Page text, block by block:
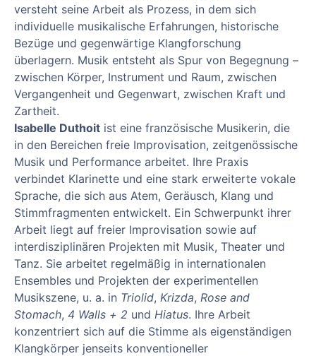
versteht seine Arbeit als Prozess, in dem sich
individuelle musikalische Erfahrungen, historische
Bezüge und gegenwärtige Klangforschung
überlagern. Musik entsteht als Spur von Begegnung –
zwischen Körper, Instrument und Raum, zwischen
Vergangenheit und Gegenwart, zwischen Kraft und
Zartheit.
Isabelle Duthoit ist eine französische Musikerin, die
in den Bereichen freie Improvisation, zeitgenössische
Musik und Performance arbeitet. Ihre Praxis
verbindet Klarinette und eine stark erweiterte vokale
Sprache, die sich aus Atem, Geräusch, Klang und
Stimmfragmenten entwickelt. Ein Schwerpunkt ihrer
Arbeit liegt auf freier Improvisation sowie auf
interdisziplinären Projekten mit Musik, Theater und
Tanz. Sie arbeitet regelmäßig in internationalen
Ensembles und Projekten der experimentellen
Musikszene, u. a. in Triolid, Krizda, Rose and
Stomach, 4 Walls + 2 und Hiatus. Ihre Arbeit
konzentriert sich auf die Stimme als eigenständigen
Klangkörper jenseits konventioneller